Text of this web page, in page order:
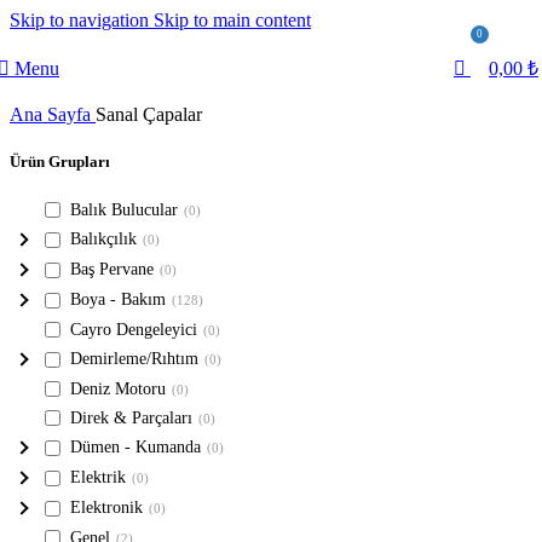
Skip to navigation Skip to main content
Menu
0
0,00 ₺
Ana Sayfa Sanal Çapalar
Ürün Grupları
Balık Bulucular (0)
Balıkçılık (0)
Baş Pervane (0)
Boya - Bakım (128)
Cayro Dengeleyici (0)
Demirleme/Rıhtım (0)
Deniz Motoru (0)
Direk & Parçaları (0)
Dümen - Kumanda (0)
Elektrik (0)
Elektronik (0)
Genel (2)